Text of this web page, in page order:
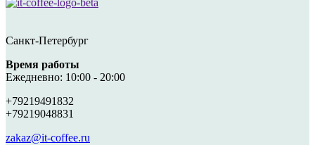
Санкт-Петербург
Время работы
Ежедневно: 10:00 - 20:00
+79219491832
+79219048831
zakaz@it-coffee.ru